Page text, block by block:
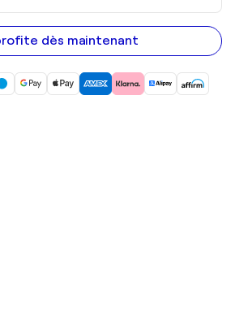
dès maintenant